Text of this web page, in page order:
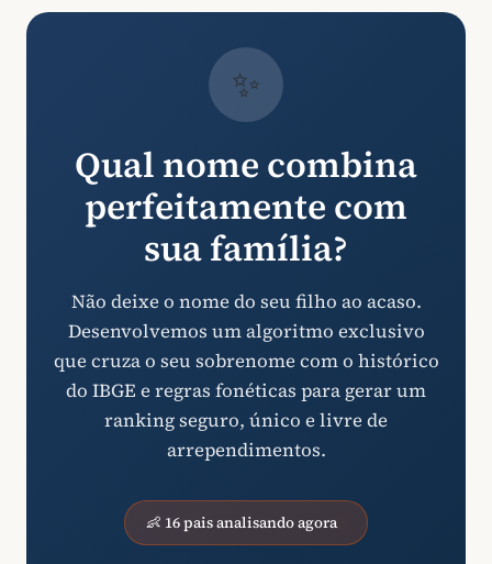
✨
Qual nome combina
perfeitamente com
sua família?
Não deixe o nome do seu filho ao acaso.
Desenvolvemos um algoritmo exclusivo
que cruza o seu sobrenome com o histórico
do IBGE e regras fonéticas para gerar um
ranking seguro, único e livre de
arrependimentos.
👶 16 pais analisando agora